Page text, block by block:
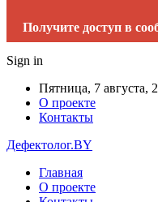
Получите доступ в
Sign in
Пятница, 7 августа,
О проекте
Контакты
Дефектолог.BY
Главная
О проекте